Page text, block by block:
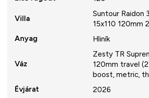
Villa
Suntour Raidon
15x110 120mm
Anyag
Hliník
Váz
Zesty TR
120mm travel
boost, metric,
Évjárat
2026